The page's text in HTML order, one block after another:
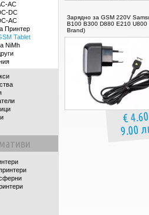
AC
DC
AC
Принтер
Tablet
NiMh
Зарядно за GSM 220V
B100 B300 D880 E210 U800
Brand)
€ 4.60
9.00